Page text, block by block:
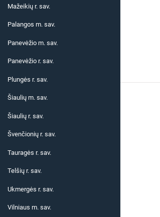
Mažeikių r. sav.
Palangos m. sav.
Panevėžio m. sav.
Panevėžio r. sav.
Plungės r. sav.
Šiaulių m. sav.
Šiaulių r. sav.
Švenčionių r. sav.
Tauragės r. sav.
Telšių r. sav.
Ukmergės r. sav.
Vilniaus m. sav.